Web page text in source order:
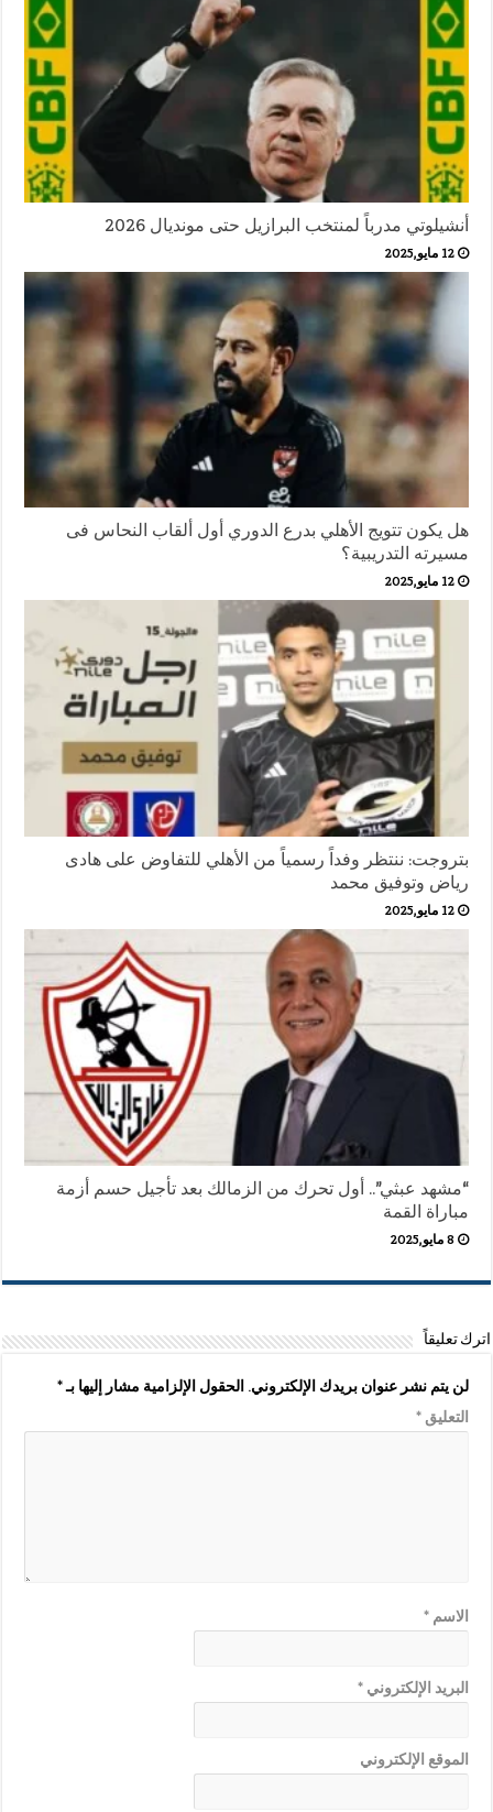
أنشيلوتي مدرباً لمنتخب البرازيل حتى مونديال 2026
12 مايو,2025
هل يكون تتويج الأهلي بدرع الدوري أول ألقاب النحاس فى
مسيرته التدريبية؟
12 مايو,2025
بتروجت: ننتظر وفداً رسمياً من الأهلي للتفاوض على هادى
رياض وتوفيق محمد
12 مايو,2025
“مشهد عبثي”.. أول تحرك من الزمالك بعد تأجيل حسم أزمة
مباراة القمة
8 مايو,2025
اترك تعليقاً
لن يتم نشر عنوان بريدك الإلكتروني. الحقول الإلزامية مشار إليها بـ*
التعليق*
الاسم*
البريد الإلكتروني*
الموقع الإلكتروني